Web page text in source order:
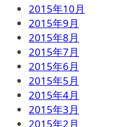
2015年10月
2015年9月
2015年8月
2015年7月
2015年6月
2015年5月
2015年4月
2015年3月
2015年2月